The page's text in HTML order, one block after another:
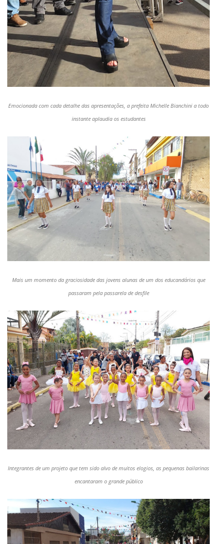
Emocionada com cada detalhe das apresentações, a prefeita Michelle Bianchini a todo
instante aplaudia os estudantes
Mais um momento da graciosidade das jovens alunas de um dos educandários que
passaram pela passarela de desfile
Integrantes de um projeto que tem sido alvo de muitos elogios, as pequenas bailarinas
encantaram o grande público